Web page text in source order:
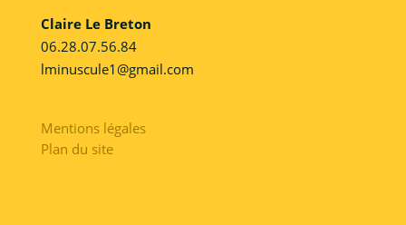
Claire Le Breton
06.28.07.56.84
lminuscule1@gmail.com
Mentions légales
Plan du site